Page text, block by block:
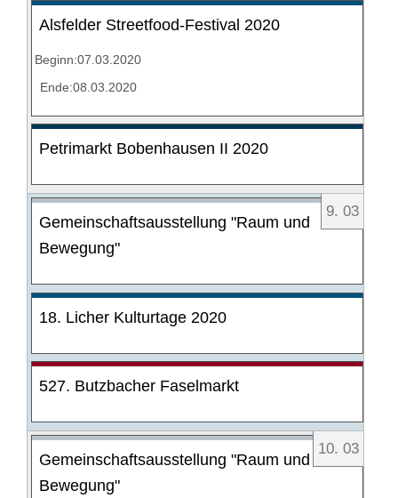
Alsfelder Streetfood-Festival 2020
Beginn:07.03.2020
Ende:08.03.2020
Petrimarkt Bobenhausen II 2020
9. 03
Gemeinschaftsausstellung "Raum und
Bewegung"
18. Licher Kulturtage 2020
527. Butzbacher Faselmarkt
10. 03
Gemeinschaftsausstellung "Raum und
Bewegung"